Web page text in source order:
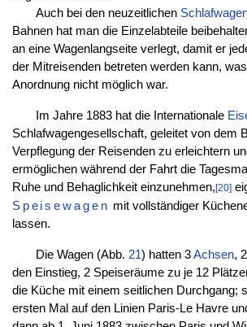
Auch bei den neuzeitlichen
Bahnen hat man die Einzelabteile
an eine Wagenlangseite verlegt, damit er
der Mitreisenden betreten werden kann,
Anordnung nicht möglich war.
Im Jahre 1883 hat die Internationale
Schlafwagengesellschaft, geleitet von dem
Verpflegung der Reisenden zu erleichtern
ermöglichen während der Fahrt die
Ruhe und Behaglichkeit einzunehmen, [20]
Speisewagen mit vollständiger
lassen.
Die Wagen (Abb. 21) hatten 3Achsen,
den Einstieg, 2 Speiseräume zu je 12
die Küche mit einem seitlichen Durchgang;
ersten Mal auf den Linien Paris-Le Havre